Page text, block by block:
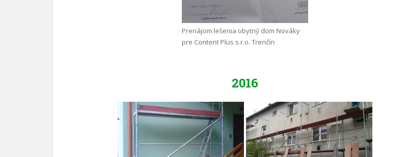
Prenájom lešenia obytný dom Nováky
pre Content Plus s.r.o. Trenčín
2016